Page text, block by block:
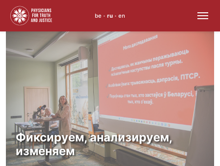
to
content
be • ru • en
Фиксируем, анализируем,
изменяем